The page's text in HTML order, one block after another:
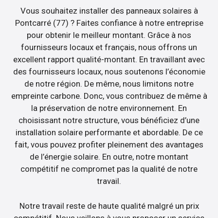
Vous souhaitez installer des panneaux solaires à
Pontcarré (77) ? Faites confiance à notre entreprise
pour obtenir le meilleur montant. Grâce à nos
fournisseurs locaux et français, nous offrons un
excellent rapport qualité-montant. En travaillant avec
des fournisseurs locaux, nous soutenons l’économie
de notre région. De même, nous limitons notre
empreinte carbone. Donc, vous contribuez de même à
la préservation de notre environnement. En
choisissant notre structure, vous bénéficiez d’une
installation solaire performante et abordable. De ce
fait, vous pouvez profiter pleinement des avantages
de l’énergie solaire. En outre, notre montant
compétitif ne compromet pas la qualité de notre
travail.
Notre travail reste de haute qualité malgré un prix